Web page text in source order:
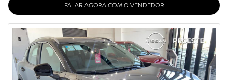
FALAR AGORA COM O VENDEDOR